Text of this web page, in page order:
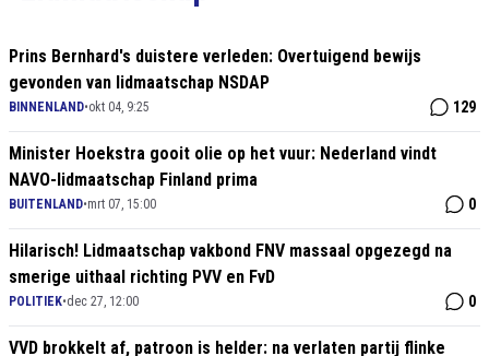
Prins Bernhard's duistere verleden: Overtuigend bewijs
gevonden van lidmaatschap NSDAP
BINNENLAND•okt 04, 9:25 129
Minister Hoekstra gooit olie op het vuur: Nederland vindt
NAVO-lidmaatschap Finland prima
BUITENLAND•mrt 07, 15:00 0
Hilarisch! Lidmaatschap vakbond FNV massaal opgezegd na
smerige uithaal richting PVV en FvD
POLITIEK•dec 27, 12:00 0
VVD brokkelt af, patroon is helder: na verlaten partij flinke